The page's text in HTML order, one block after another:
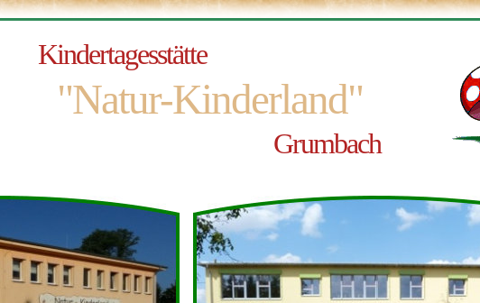
Kindertagesstätte
"Natur-Kinderland"
Grumbach